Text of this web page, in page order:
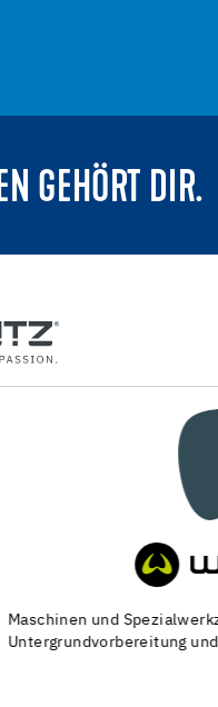
GEHÖRT DIR.
von Bodenbelägen